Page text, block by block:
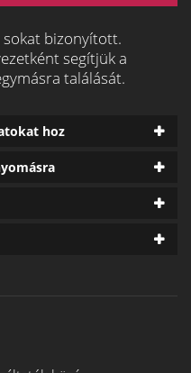
bizonyított.
segítjük a
találását.
hoz